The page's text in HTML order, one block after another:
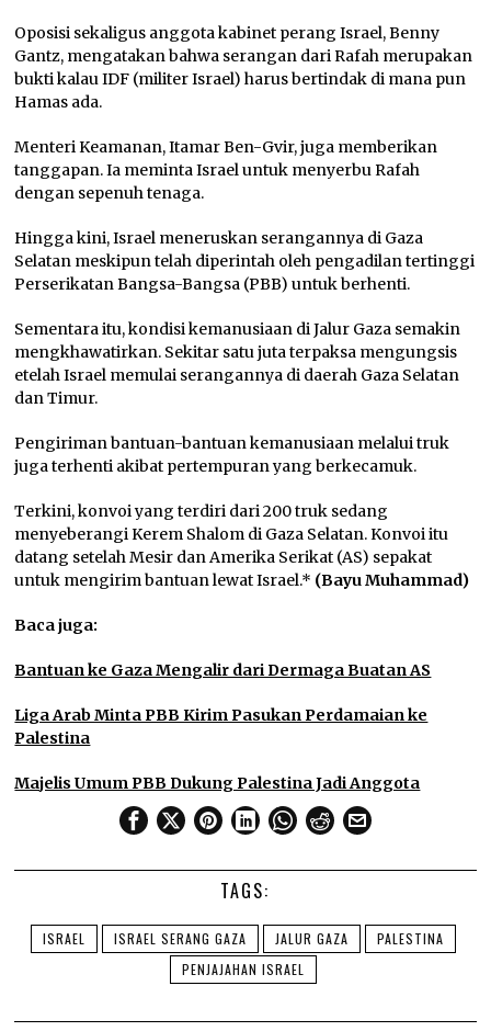
Oposisi sekaligus anggota kabinet perang Israel, Benny
Gantz, mengatakan bahwa serangan dari Rafah merupakan
bukti kalau IDF (militer Israel) harus bertindak di mana pun
Hamas ada.
Menteri Keamanan, Itamar Ben-Gvir, juga memberikan
tanggapan. Ia meminta Israel untuk menyerbu Rafah
dengan sepenuh tenaga.
Hingga kini, Israel meneruskan serangannya di Gaza
Selatan meskipun telah diperintah oleh pengadilan tertinggi
Perserikatan Bangsa-Bangsa (PBB) untuk berhenti.
Sementara itu, kondisi kemanusiaan di Jalur Gaza semakin
mengkhawatirkan. Sekitar satu juta terpaksa mengungsis
etelah Israel memulai serangannya di daerah Gaza Selatan
dan Timur.
Pengiriman bantuan-bantuan kemanusiaan melalui truk
juga terhenti akibat pertempuran yang berkecamuk.
Terkini, konvoi yang terdiri dari 200 truk sedang
menyeberangi Kerem Shalom di Gaza Selatan. Konvoi itu
datang setelah Mesir dan Amerika Serikat (AS) sepakat
untuk mengirim bantuan lewat Israel.* (Bayu Muhammad)
Baca juga:
Bantuan ke Gaza Mengalir dari Dermaga Buatan AS
Liga Arab Minta PBB Kirim Pasukan Perdamaian ke
Palestina
Majelis Umum PBB Dukung Palestina Jadi Anggota
TAGS:
ISRAEL ISRAEL SERANG GAZA JALUR GAZA
PALESTINA
PENJAJAHAN ISRAEL